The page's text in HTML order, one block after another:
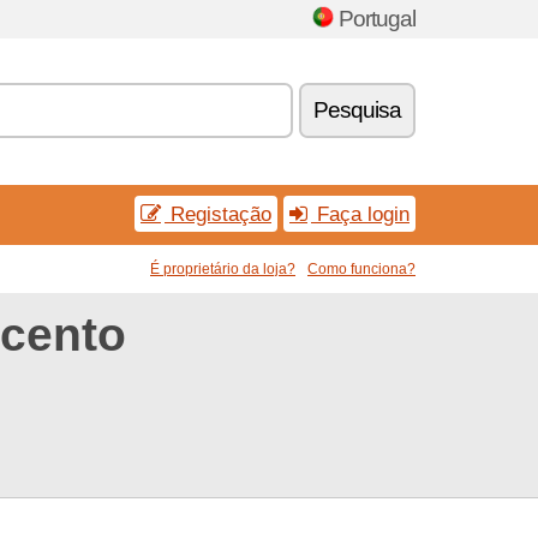
Portugal
Pesquisa
Registação Faça login
É proprietário da loja? Como funciona?